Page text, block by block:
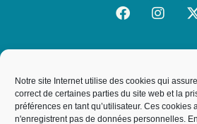
Notre site Internet utilise des cookies qui
correct de certaines parties du site web et la
préférences en tant qu’utilisateur. Ces cookies
n'enregistrent pas de données personnelles.
Mairie de la Trinité
19, rue de l'Hôtel de Ville,